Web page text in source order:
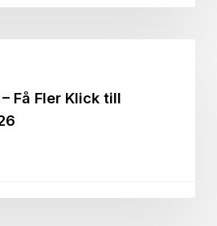
Få Fler Klick till